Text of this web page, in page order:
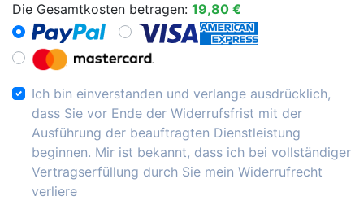
Die Gesamtkosten betragen: 19,80 €
Ich bin einverstanden und verlange ausdrücklich,
dass Sie vor Ende der Widerrufsfrist mit der
Ausführung der beauftragten Dienstleistung
beginnen. Mir ist bekannt, dass ich bei vollständiger
Vertragserfüllung durch Sie mein Widerrufrecht
verliere